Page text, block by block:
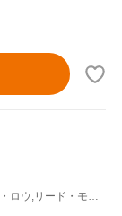
ブレイク・ライヴリー,ジュード・ロウ,リード・モラーノ(監督)